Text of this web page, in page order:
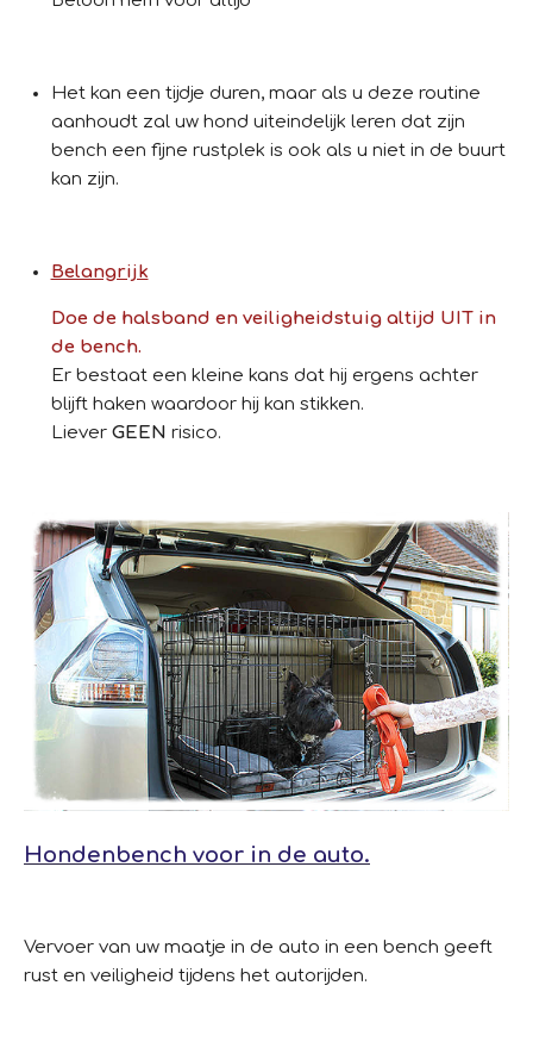
Het kan een tijdje duren, maar als u deze routine
aanhoudt zal uw hond uiteindelijk leren dat zijn
bench een fijne rustplek is ook als u niet in de buurt
kan zijn.
Belangrijk
Doe de halsband en veiligheidstuig altijd UIT in
de bench.
Er bestaat een kleine kans dat hij ergens achter
blijft haken waardoor hij kan stikken.
Liever GEEN risico.
Hondenbench voor in de auto.
Vervoer van uw maatje in de auto in een bench geeft
rust en veiligheid tijdens het autorijden.